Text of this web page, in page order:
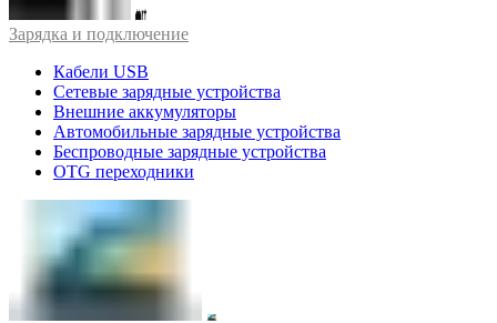
Зарядка и подключение
Кабели USB
Сетевые зарядные устройства
Внешние аккумуляторы
Автомобильные зарядные устройства
Беспроводные зарядные устройства
OTG переходники